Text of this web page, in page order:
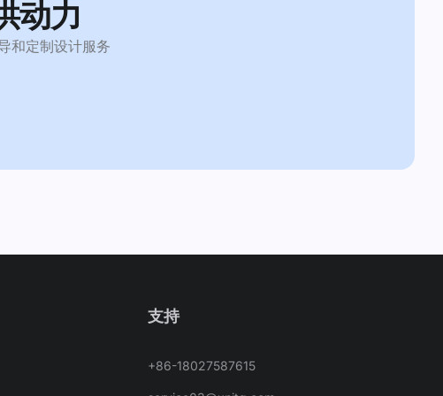
动力
和定制设计服务
支持
+86-18027587615